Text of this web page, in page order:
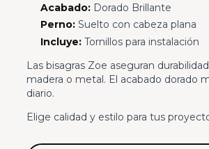
Acabado:Dorado Brillante
Perno:Suelto con cabeza plana
Incluye:Tornillos para instalación
Las bisagras Zoe aseguran
madera o metal. El acabado dorado
diario.
Elige calidad y estilo para tus